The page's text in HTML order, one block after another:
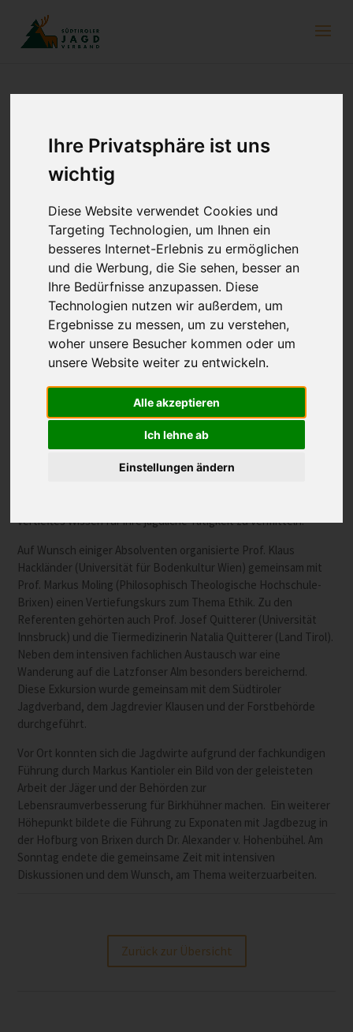
Ihre Privatsphäre ist uns
wichtig
Diese Website verwendet Cookies und
Targeting Technologien, um Ihnen ein
besseres Internet-Erlebnis zu ermöglichen
und die Werbung, die Sie sehen, besser an
Ihre Bedürfnisse anzupassen. Diese
Technologien nutzen wir außerdem, um
Ergebnisse zu messen, um zu verstehen,
woher unsere Besucher kommen oder um
unsere Website weiter zu entwickeln.
Alle akzeptieren
Ich lehne ab
Einstellungen ändern
Jagdethik im Fokus –
Vertiefungsseminar für akademische
Jagdwirte
28. August 2025
Vom 22. bis zum 24. August trafen sich 21 akademische Jagdwirte
aus Südtirol, Österreich, Deutschland und der Schweiz in Brixen.
Akademische Jagdwirte sind Abgänger des gleichnamigen
vertieftes Wissen für ihre jagdliche Tätigkeit zu vermitteln.
Auf Wunsch einiger Absolventen organisierte Prof. Klaus
Hackländer (Universität für Bodenkultur Wien) gemeinsam mit
Prof. Markus Moling (Philosophisch Theologische Hochschule-
Brixen) einen Vertiefungskurs zum Thema Ethik. Zu den
Referenten gehörten auch Prof. Josef Quitterer (Universität
Innsbruck) und die Tiermedizinerin Natalia Quitterer (Land Tirol).
Neben dem intensiven fachlichen Austausch war eine
Wanderung auf die Latzfonser Alm besonders bereichernd.
Diese Exkursion wurde gemeinsam mit dem Südtiroler
Jagdverband, dem Jagdrevier Klausen und der Forstbehörde
durchgeführt.
Vor Ort konnten sich die Jagdwirte aufgrund der fachkundigen
Führung durch Markus Kantioler ein Bild von der geleisteten
Arbeit der Jäger und der Behörden zur
Lebensraumverbesserung für Birkhühner machen. Ein weiterer
Höhepunkt bildete die Führung zu Exponaten mit Jagdbezug in
der Hofburg von Brixen durch Dr. Alexander v. Hohenbühel. Am
Sonntag endete die gemeinsame Zeit mit intensiven
Diskussionen und dem Wunsch, am Thema weiterzuarbeiten.
Zurück zur Übersicht